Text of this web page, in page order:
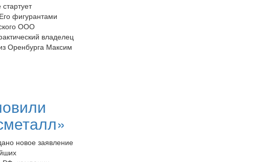
фигурантами
ООО
владелец
Оренбурга Максим
новое заявление